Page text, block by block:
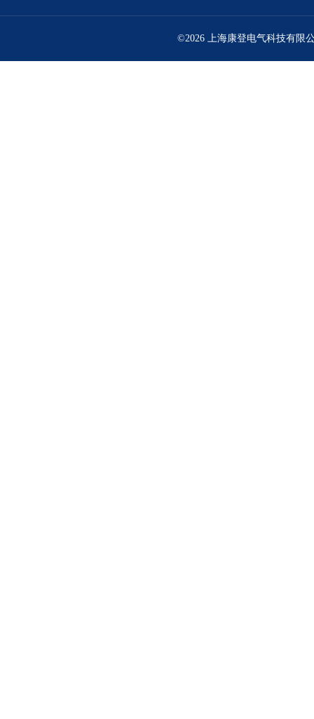
©2026 上海康登电气科技有限